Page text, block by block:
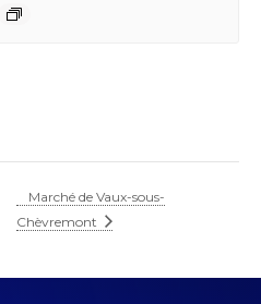
Marché de Vaux-sous-
Chèvremont